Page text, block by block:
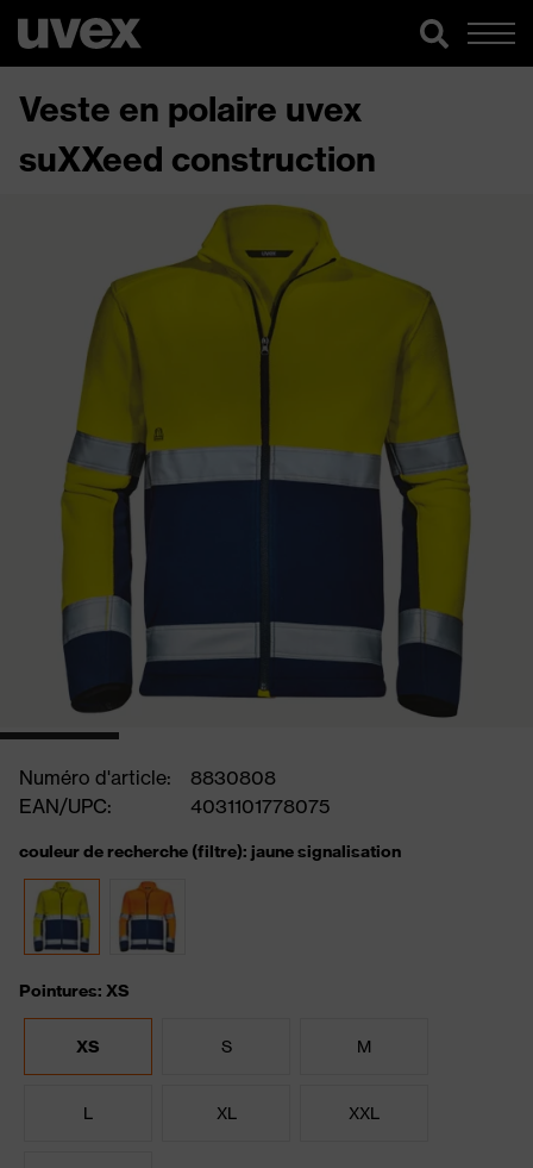
Veste en polaire uvex
suXXeed construction
Numéro d'article:
8830808
EAN/UPC:
4031101778075
couleur de recherche (filtre): jaune signalisation
Pointures: XS
XS S M
L XL XXL